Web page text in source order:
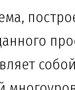
собой